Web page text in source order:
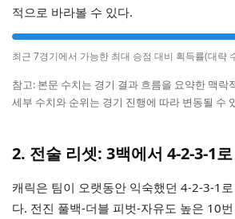
적으로 바라볼 수 있다.
최근 7경기에서 가능한 최대 승점 대비 획득률(대략
참고: 본문 수치는 경기 결과 흐름을 요약한 맥락
세부 수치와 순위는 경기 진행에 따라 변동될 수
2. 전술 리셋: 3백에서 4-2-3-1로
캐릭은 팀이 오랫동안 익숙했던 4-2-3-1
다. 전진 풀백-더블 피벗-자유도 높은 10